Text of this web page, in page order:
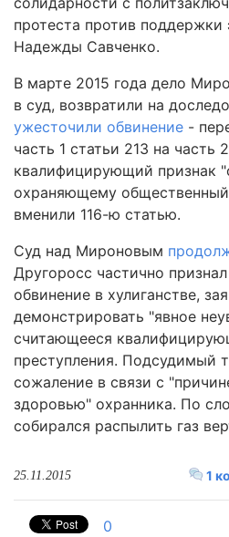
протеста против
Надежды Савченко.
В марте 2015 года дело
в суд, возвратили на
ужесточили обвинение -
часть 1 статьи 213 на часть
квалифицирующий признак
охраняющему
вменили 116-ю статью.
Суд над Мироновым
Другоросс частично
обвинение в хулиганстве,
демонстрировать "явное
считающееся
преступления. Подсудимый
сожаление в связи с
здоровью" охранника. По
собирался распылить газ
1
25.11.2015
0